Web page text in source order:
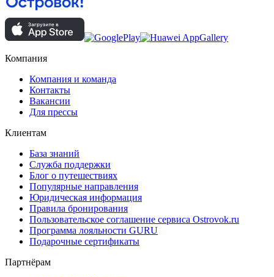
Компания
Компания и команда
Контакты
Вакансии
Для прессы
Клиентам
База знаний
Служба поддержки
Блог о путешествиях
Популярные направления
Юридическая информация
Правила бронирования
Пользовательское соглашение сервиса Ostrovok.ru
Программа лояльности GURU
Подарочные сертификаты
Партнёрам